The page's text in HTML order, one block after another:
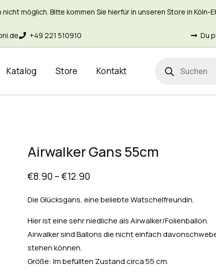
möglich. Bitte kommen Sie hierfür in unseren Store in Köln-
+49 221 510910 Du
Katalog Store Kontakt
Airwalker Gans 55cm
€8.90–€12.90
Die Glücksgans, eine beliebte Watschelfreundin.
Hier ist eine sehr niedliche als Airwalker/Folienballon.
Airwalker sind Ballons die nicht einfach
stehen können.
Größe: Im befüllten Zustand circa 55 cm.